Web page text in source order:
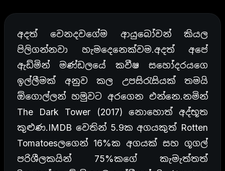
අදත් වෙනදවගේම ආයුබෝවන් කියල
පිලිගන්නවා හැමදෙනෙක්වම.අදත් අපේ
ඇඩ්මින් මණ්ඩලයේ කවීෂ සහෝදරයගෙ
ඉල්ලීමක් අනුව කල උපසිරැසියක් තමයි
ඕගොල්ලන් හමුවට අරගෙන එන්නෙ.නමින්
The Dark Tower (2017) නොහොත් අද්භූත
කුළුණ.IMDB වෙතින් 5.9ක අගයකුත් Rotten
Tomatoesලගෙන් 16%ක අගයක් සහ ගූගල්
පරිශීලකයින් 75%කගේ කැමැත්තත්